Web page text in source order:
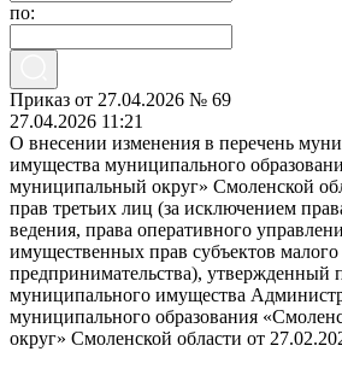
по:
Приказ от 27.04.2026 № 69
27.04.2026 11:21
О внесении изменения в перечень
имущества муниципального
муниципальный округ» Смоленской
прав третьих лиц (за исключением
ведения, права оперативного
имущественных прав субъектов малого
предпринимательства), утвержденный
муниципального имущества
муниципального образования
округ» Смоленской области от